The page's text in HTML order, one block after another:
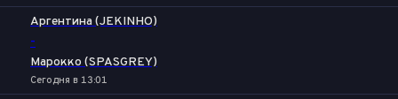
Аргентина (JEKINHO)
-
Марокко (SPASGREY)
Сегодня в 13:01